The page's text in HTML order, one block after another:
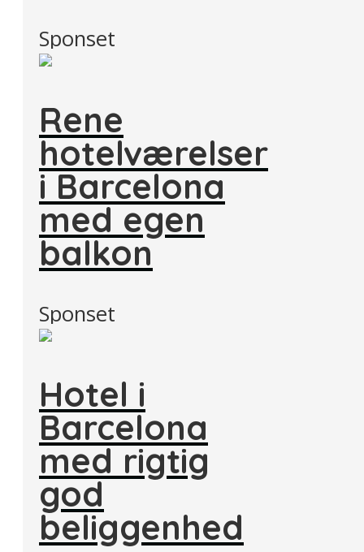
Sponset
Rene
hotelværelser
i Barcelona
med egen
balkon
Sponset
Hotel i
Barcelona
med rigtig
god
beliggenhed